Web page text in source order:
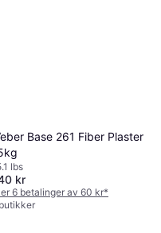
Base 261 Fiber Plaster
lbs
kr
6 betalinger av 60 kr*